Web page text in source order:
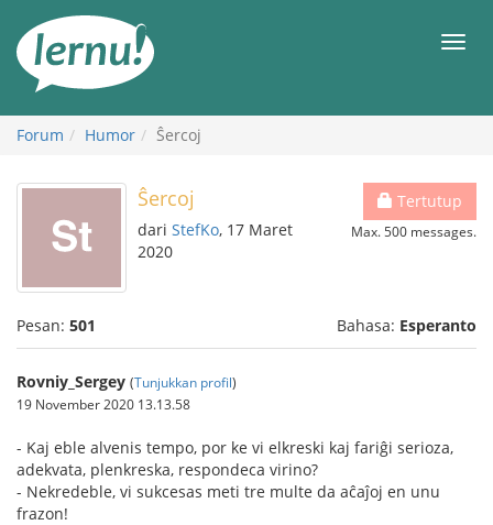
daftar
Forum Humor Ŝercoj
Tertutup
Max. 500 messages.
Ŝercoj
dari StefKo, 17 Maret
2020
Pesan: 501 Bahasa: Esperanto
Rovniy_Sergey (Tunjukkan profil)
19 November 2020 13.13.58
- Kaj eble alvenis tempo, por ke vi elkreski kaj fariĝi serioza,
adekvata, plenkreska, respondeca virino?
- Nekredeble, vi sukcesas meti tre multe da aĉaĵoj en unu
frazon!